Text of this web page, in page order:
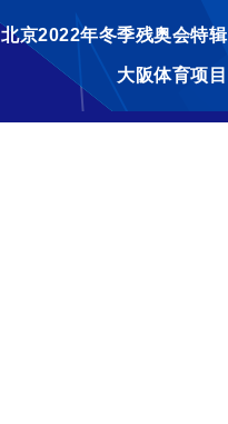
北京2022年冬季残奥会特辑
大阪体育项目